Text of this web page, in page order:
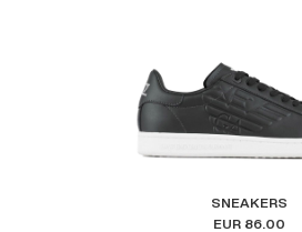
SNEAKERS
EUR 86.00